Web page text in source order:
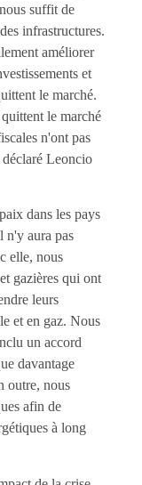
suffit de
infrastructures.
améliorer
et
le marché.
le marché
n'ont pas
déclaré Leoncio
dans les pays
n'y aura pas
elle, nous
gazières qui ont
leurs
et en gaz. Nous
un accord
davantage
outre, nous
afin de
à long